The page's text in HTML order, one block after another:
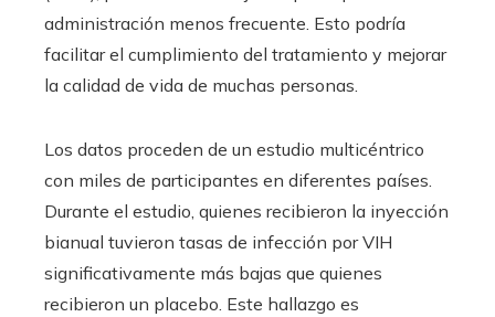
administración menos frecuente. Esto podría
facilitar el cumplimiento del tratamiento y mejorar
la calidad de vida de muchas personas.
Los datos proceden de un estudio multicéntrico
con miles de participantes en diferentes países.
Durante el estudio, quienes recibieron la inyección
bianual tuvieron tasas de infección por VIH
significativamente más bajas que quienes
recibieron un placebo. Este hallazgo es